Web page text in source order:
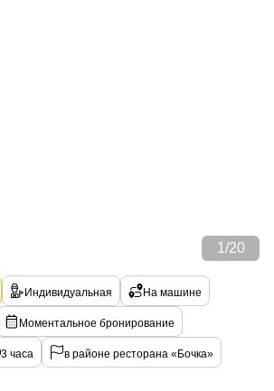
1 /20
Индивидуальная На машине
Моментальное бронирование
3 часа в районе ресторана «Бочка»